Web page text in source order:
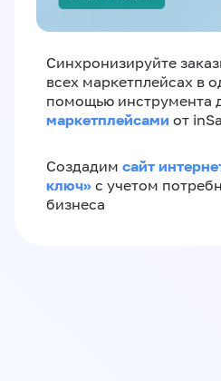
Синхронизируйте
всех маркетплейсах в
помощью инструмента
маркетплейсами от
Создадим сайт
ключ» с учетом
бизнеса